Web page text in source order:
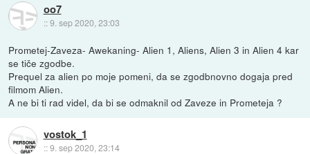
oo7
::9. sep 2020, 23:03
Prometej-Zaveza- Awekaning- Alien 1, Aliens, Alien 3 in Alien 4 kar
se tiče zgodbe.
Prequel za alien po moje pomeni, da se zgodbnovno dogaja pred
filmom Alien.
A ne bi ti rad videl, da bi se odmaknil od Zaveze in Prometeja ?
vostok_1
::9. sep 2020, 23:14